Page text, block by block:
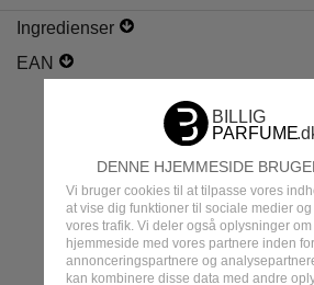
DENNE HJEMMESIDE
Vi bruger cookies til at tilpasse vores
at vise dig funktioner til sociale medier
vores trafik. Vi deler også oplysninger
hjemmeside med vores partnere inden
annonceringspartnere og
kan kombinere disse data med andre
Ingredienser
EAN